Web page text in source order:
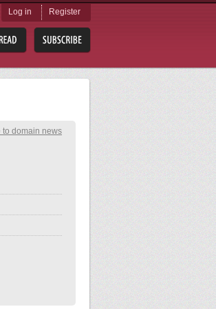
Log in Register
to domain news